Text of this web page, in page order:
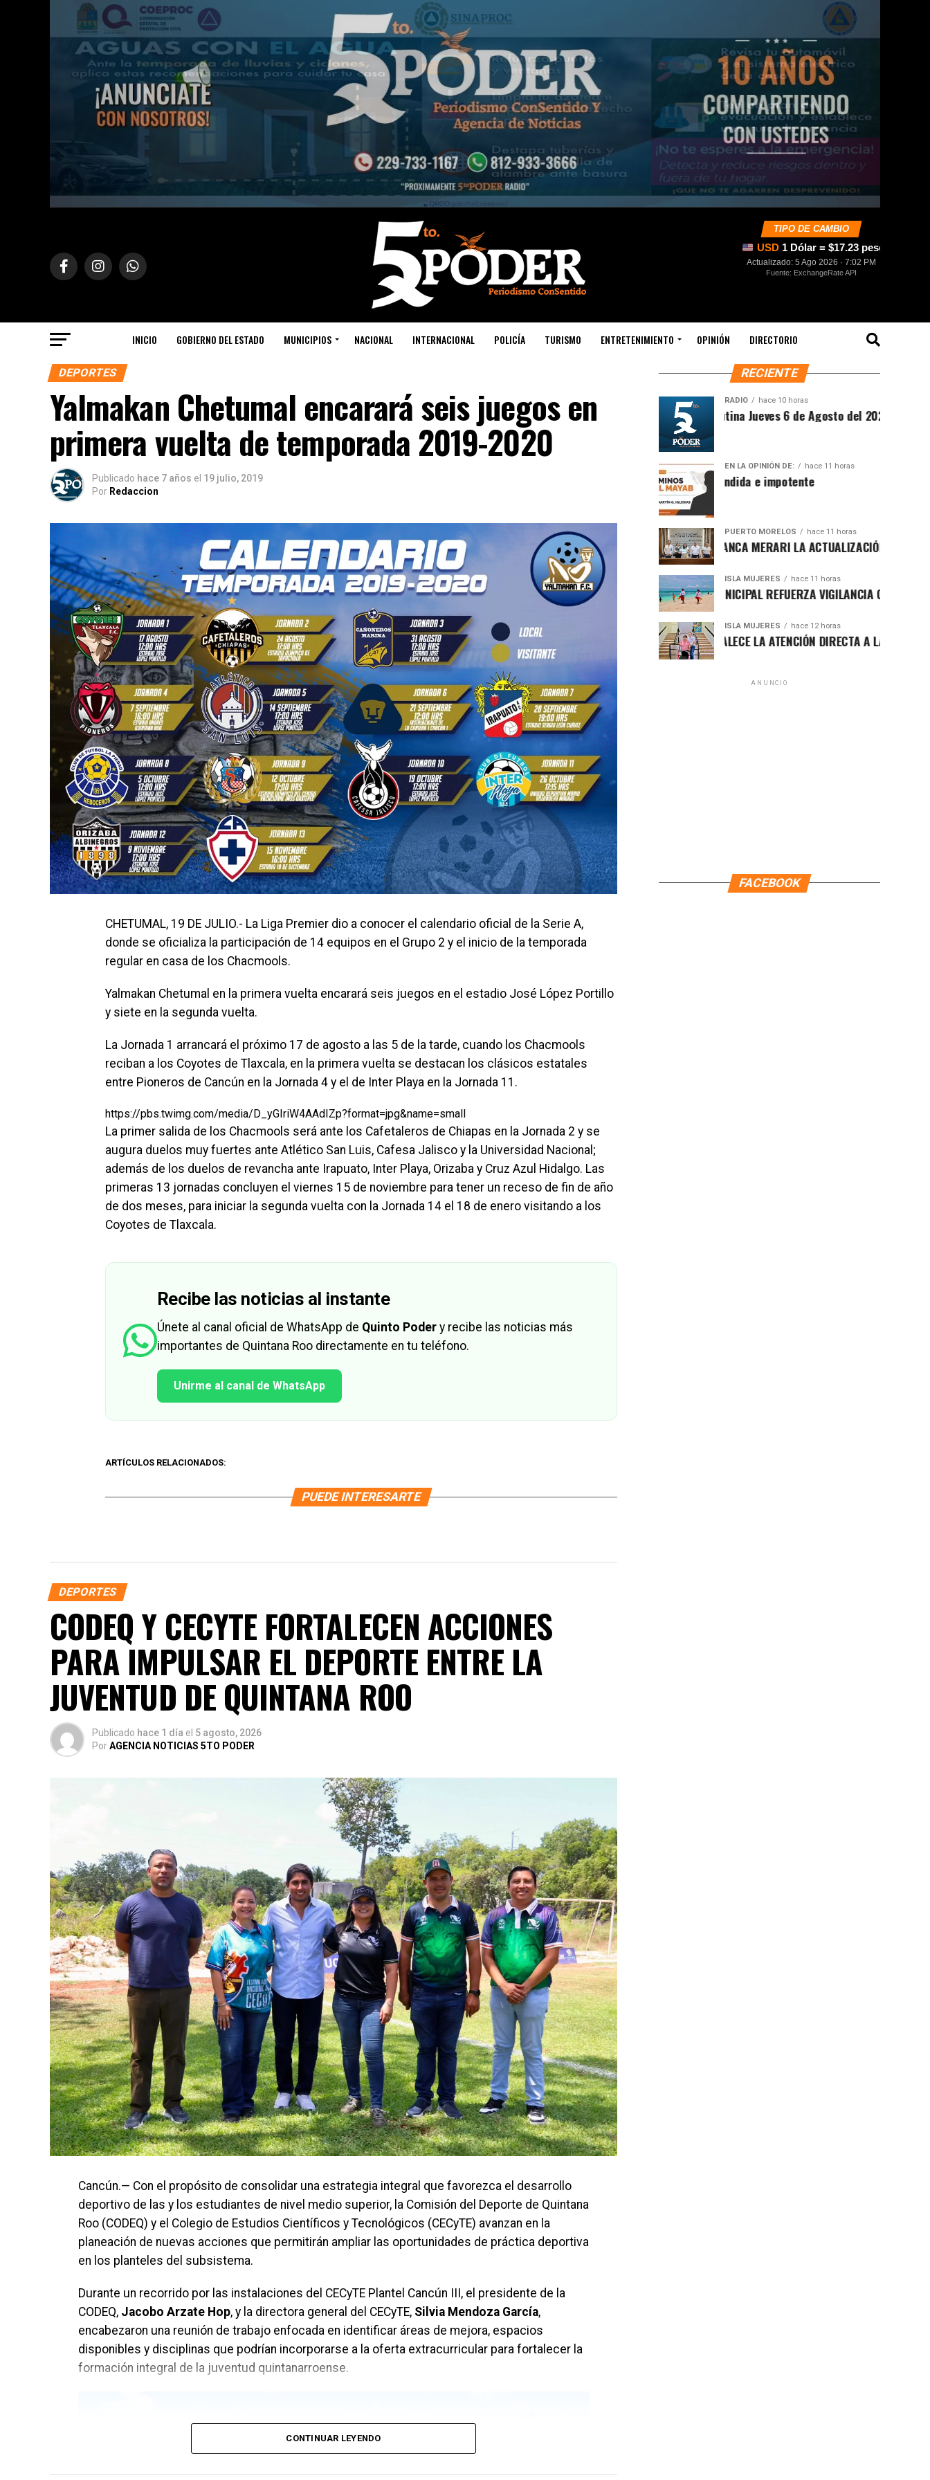
TIPO DE CAMBIO
USD 1 Dólar = $17.23 pesos
Actualizado: 5 Ago 2026 · 7:02 PM
Fuente: ExchangeRate API
INICIO GOBIERNO DEL ESTADO MUNICIPIOS NACIONAL INTERNACIONAL POLICÍA TURISMO ENTRETENIMIENTO OPINIÓN DIRECTORIO
DEPORTES
Yalmakan Chetumal encarará seis juegos en
primera vuelta de temporada 2019-2020
Publicado hace 7 años el 19 julio, 2019
Por Redaccion
CHETUMAL, 19 DE JULIO.- La Liga Premier dio a conocer el calendario oficial de la Serie A,
donde se oficializa la participación de 14 equipos en el Grupo 2 y el inicio de la temporada
regular en casa de los Chacmools.
Yalmakan Chetumal en la primera vuelta encarará seis juegos en el estadio José López Portillo
y siete en la segunda vuelta.
La Jornada 1 arrancará el próximo 17 de agosto a las 5 de la tarde, cuando los Chacmools
reciban a los Coyotes de Tlaxcala, en la primera vuelta se destacan los clásicos estatales
entre Pioneros de Cancún en la Jornada 4 y el de Inter Playa en la Jornada 11.
https://pbs.twimg.com/media/D_yGIriW4AAdIZp?format=jpg&name=small
La primer salida de los Chacmools será ante los Cafetaleros de Chiapas en la Jornada 2 y se
augura duelos muy fuertes ante Atlético San Luis, Cafesa Jalisco y la Universidad Nacional;
además de los duelos de revancha ante Irapuato, Inter Playa, Orizaba y Cruz Azul Hidalgo. Las
primeras 13 jornadas concluyen el viernes 15 de noviembre para tener un receso de fin de año
de dos meses, para iniciar la segunda vuelta con la Jornada 14 el 18 de enero visitando a los
Coyotes de Tlaxcala.
Recibe las noticias al instante
Únete al canal oficial de WhatsApp de Quinto Poder y recibe las noticias más
importantes de Quintana Roo directamente en tu teléfono.
Unirme al canal de WhatsApp
ARTÍCULOS RELACIONADOS:
PUEDE INTERESARTE
DEPORTES
CODEQ Y CECYTE FORTALECEN ACCIONES
PARA IMPULSAR EL DEPORTE ENTRE LA
JUVENTUD DE QUINTANA ROO
Publicado hace 1 día el 5 agosto, 2026
PorAGENCIA NOTICIAS 5TO PODER
Cancún.— Con el propósito de consolidar una estrategia integral que favorezca el desarrollo
deportivo de las y los estudiantes de nivel medio superior, la Comisión del Deporte de Quintana
Roo (CODEQ) y el Colegio de Estudios Científicos y Tecnológicos (CECyTE) avanzan en la
planeación de nuevas acciones que permitirán ampliar las oportunidades de práctica deportiva
en los planteles del subsistema.
Durante un recorrido por las instalaciones del CECyTE Plantel Cancún III, el presidente de la
CODEQ, Jacobo Arzate Hop, y la directora general del CECyTE, Silvia Mendoza García,
encabezaron una reunión de trabajo enfocada en identificar áreas de mejora, espacios
disponibles y disciplinas que podrían incorporarse a la oferta extracurricular para fortalecer la
formación integral de la juventud quintanarroense.
CONTINUAR LEYENDO
RECIENTE
RADIO hace 10 horas
Síntesis Matutina Jueves 6 de Agosto del 2026
EN LA OPINIÓN DE: hace 11 horas
Sociedad ofendida e impotente
PUERTO MORELOS hace 11 horas
PRESENTA BLANCA MERARI LA ACTUALIZACIÓN DEL ATLAS DE
ISLA MUJERES hace 11 horas
GOBIERNO MUNICIPAL REFUERZA VIGILANCIA CON
ISLA MUJERES hace 12 horas
ATENEA FORTALECE LA ATENCIÓN DIRECTA A LAS FAMILIAS
ANUNCIO
FACEBOOK